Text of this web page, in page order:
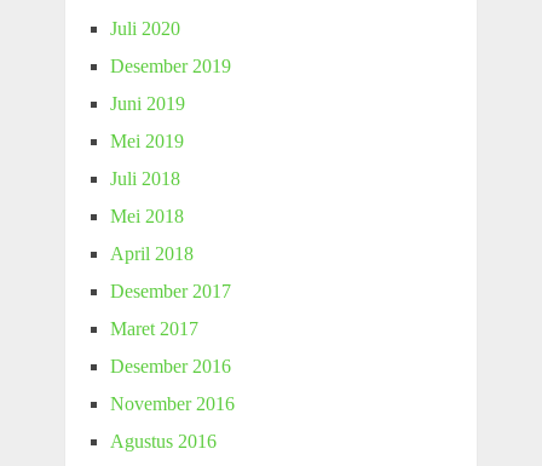
Juli 2020
Desember 2019
Juni 2019
Mei 2019
Juli 2018
Mei 2018
April 2018
Desember 2017
Maret 2017
Desember 2016
November 2016
Agustus 2016